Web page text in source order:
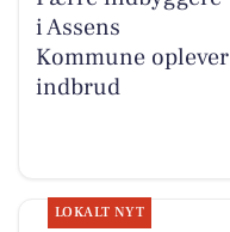
i Assens
Kommune oplever
indbrud
LOKALT NYT